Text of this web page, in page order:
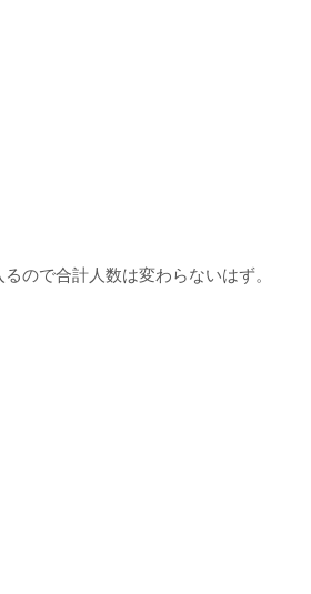
ので合計人数は変わらないはず。